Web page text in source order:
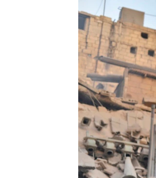
ՄԵԿՆԱԲԱՆՈՒԹՅՈՒՆ
ՁԳՏԵԼՈՎ ԼԱՎԱԳՈՒՅՆԻՆ